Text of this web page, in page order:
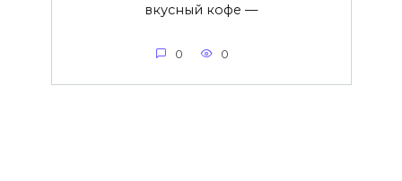
вкусный кофе —
0 0